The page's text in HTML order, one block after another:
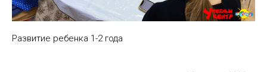
Развитие ребенка 1-2 года